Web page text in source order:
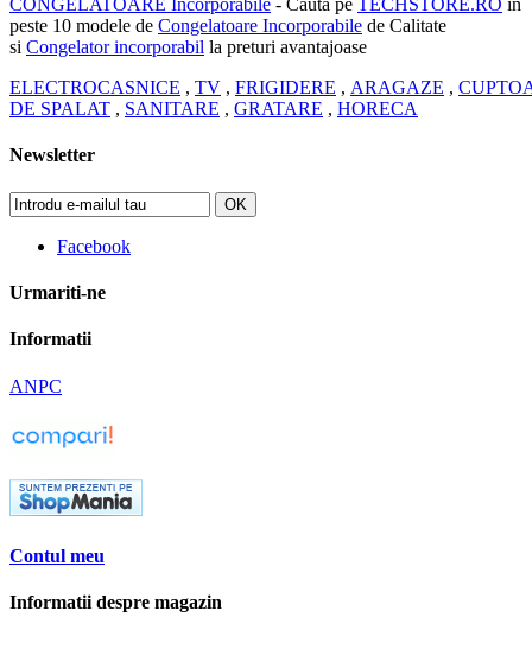
CONGELATOARE Incorporabile - Cauta pe TECHSTORE.RO in
peste 10 modele de Congelatoare Incorporabile de Calitate
si Congelator incorporabil la preturi avantajoase
ELECTROCASNICE , TV , FRIGIDERE , ARAGAZE ,
DE SPALAT , SANITARE , GRATARE , HORECA
Newsletter
OK
Facebook
Urmariti-ne
Informatii
ANPC
Contul meu
Informatii despre magazin